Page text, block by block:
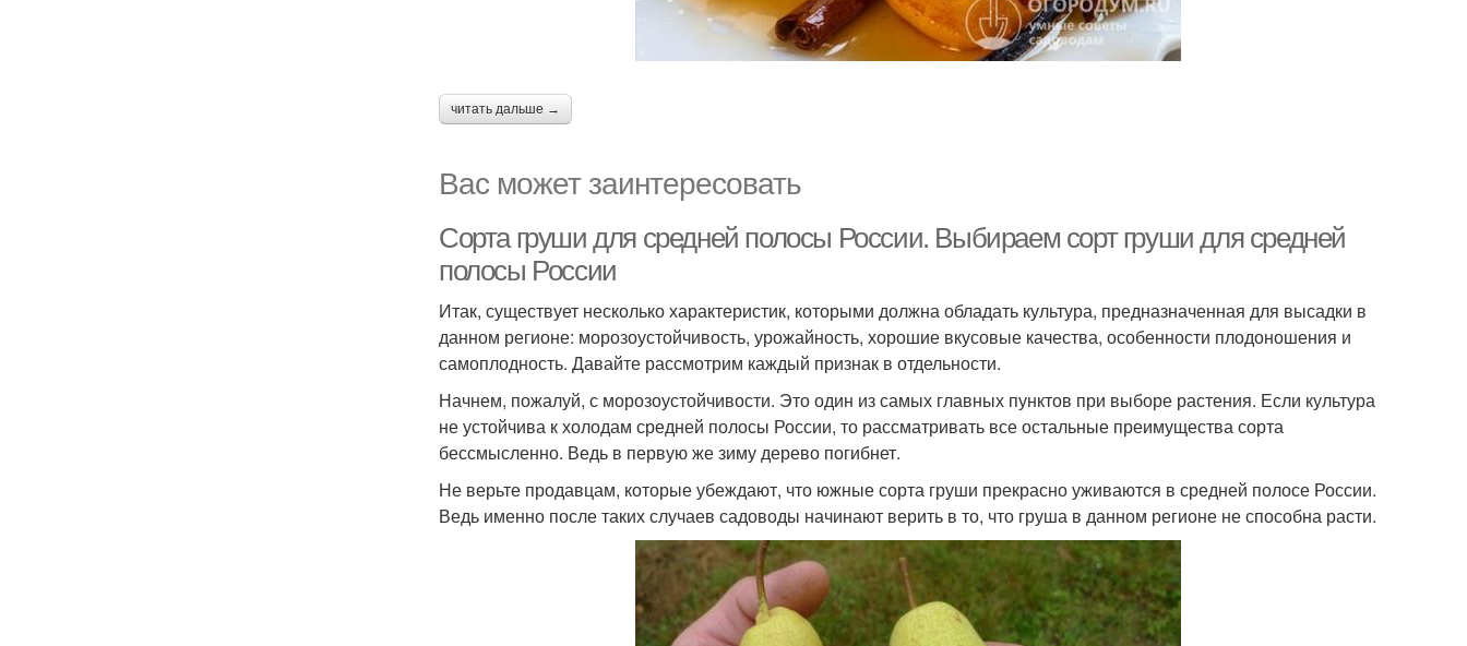
читать дальше →
Вас может заинтересовать
Сорта груши для средней полосы России. Выбираем сорт груши для средней
полосы России
Итак, существует несколько характеристик, которыми должна обладать культура, предназначенная для высадки в
данном регионе: морозоустойчивость, урожайность, хорошие вкусовые качества, особенности плодоношения и
самоплодность. Давайте рассмотрим каждый признак в отдельности.
Начнем, пожалуй, с морозоустойчивости. Это один из самых главных пунктов при выборе растения. Если культура
не устойчива к холодам средней полосы России, то рассматривать все остальные преимущества сорта
бессмысленно. Ведь в первую же зиму дерево погибнет.
Не верьте продавцам, которые убеждают, что южные сорта груши прекрасно уживаются в средней полосе России.
Ведь именно после таких случаев садоводы начинают верить в то, что груша в данном регионе не способна расти.